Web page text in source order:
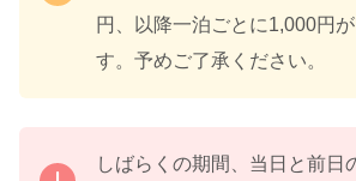
円、以降一泊ごとに1,000円
す。予めご了承ください。
しばらくの期間、当日と前日